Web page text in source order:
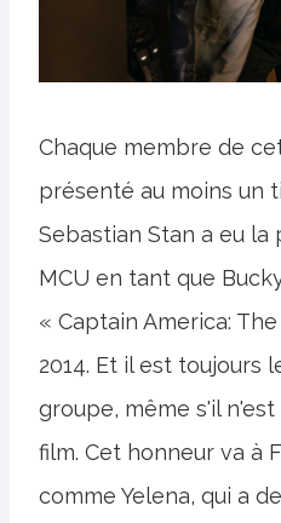
Chaque membre de
présenté au moins un
Sebastian Stan a eu
MCU en tant que
« Captain America:
2014. Et il est toujours
groupe, même s'il
film. Cet honneur va à
comme Yelena, qui a